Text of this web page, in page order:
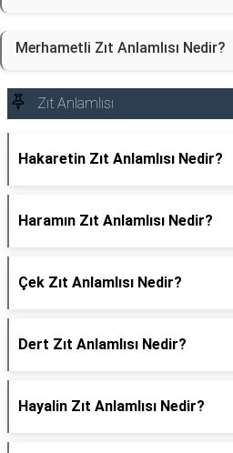
Merhametli Zıt Anlamlısı Nedir?
Zıt Anlamlısı
Hakaretin Zıt Anlamlısı Nedir?
Haramın Zıt Anlamlısı Nedir?
Çek Zıt Anlamlısı Nedir?
Dert Zıt Anlamlısı Nedir?
Hayalin Zıt Anlamlısı Nedir?